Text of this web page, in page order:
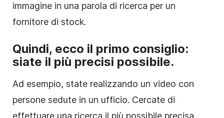
immagine in una parola di ricerca per un
fornitore di stock.
Quindi, ecco il primo consiglio:
siate il più precisi possibile.
Ad esempio, state realizzando un video con
persone sedute in un ufficio. Cercate di
effettuare una ricerca il più possibile precisa.